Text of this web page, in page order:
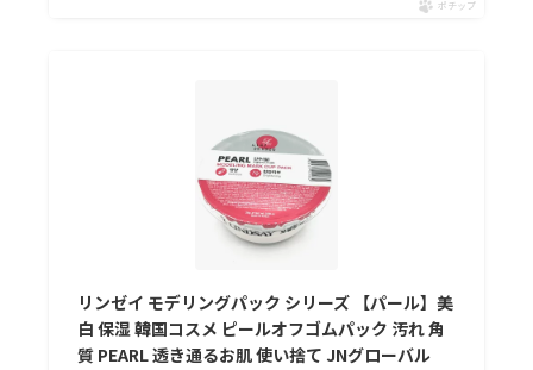
ポチップ
リンゼイ モデリングパック シリーズ 【パール】美
白 保湿 韓国コスメ ピールオフゴムパック 汚れ 角
質 PEARL 透き通るお肌 使い捨て JNグローバル